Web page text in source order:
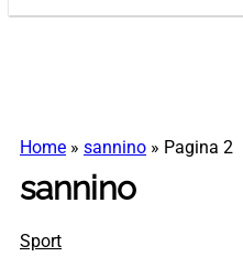
Home » sannino » Pagina 2
sannino
Sport